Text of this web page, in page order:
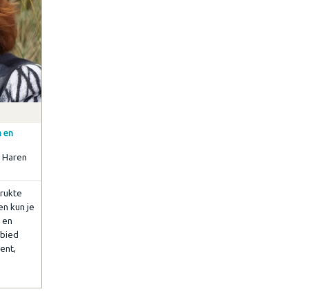
en
kun je